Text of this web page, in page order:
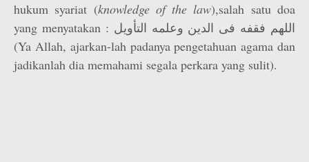
hukum syariat (knowledge of the law),salah satu doa
yang menyatakan : اللهم فقفه فى الدين وعلمه التأويل
(Ya Allah, ajarkan-lah padanya pengetahuan agama dan
jadikanlah dia memahami segala perkara yang sulit).